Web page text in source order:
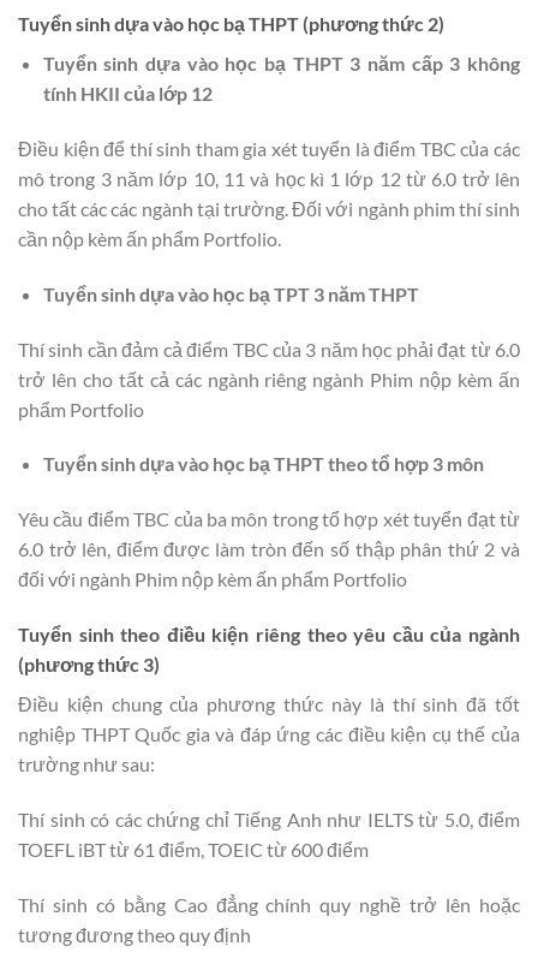
Tuyển sinh dựa vào học bạ THPT (phương thức 2)
Tuyển sinh dựa vào học bạ THPT 3 năm cấp 3 không
tính HKII của lớp 12
Điều kiện để thí sinh tham gia xét tuyển là điểm TBC của các
mô trong 3 năm lớp 10, 11 và học kì 1 lớp 12 từ 6.0 trở lên
cho tất các các ngành tại trường. Đối với ngành phim thí sinh
cần nộp kèm ấn phẩm Portfolio.
Tuyển sinh dựa vào học bạ TPT 3 năm THPT
Thí sinh cần đảm cả điểm TBC của 3 năm học phải đạt từ 6.0
trở lên cho tất cả các ngành riêng ngành Phim nộp kèm ấn
phẩm Portfolio
Tuyển sinh dựa vào học bạ THPT theo tổ hợp 3 môn
Yêu cầu điểm TBC của ba môn trong tổ hợp xét tuyển đạt từ
6.0 trở lên, điểm được làm tròn đến số thập phân thứ 2 và
đối với ngành Phim nộp kèm ấn phẩm Portfolio
Tuyển sinh theo điều kiện riêng theo yêu cầu của ngành
(phương thức 3)
Điều kiện chung của phương thức này là thí sinh đã tốt
nghiệp THPT Quốc gia và đáp ứng các điều kiện cụ thể của
trường như sau:
Thí sinh có các chứng chỉ Tiếng Anh như IELTS từ 5.0, điểm
TOEFL iBT từ 61 điểm, TOEIC từ 600 điểm
Thí sinh có bằng Cao đẳng chính quy nghề trở lên hoặc
tương đương theo quy định